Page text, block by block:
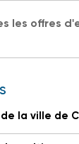
les offres
la ville de